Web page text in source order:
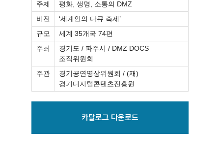
주제
평화, 생명, 소통의 DMZ
비전
‘세계인의 다큐 축제’
규모
세계 35개국 74편
주최
경기도 / 파주시 / DMZ DOCS
조직위원회
주관
경기공연영상위원회 / (재)
경기디지털콘텐츠진흥원
카탈로그 다운로드